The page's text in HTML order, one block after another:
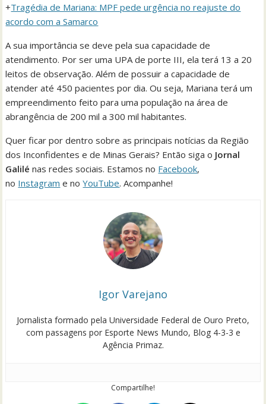
+Tragédia de Mariana: MPF pede urgência no reajuste do
acordo com a Samarco
A sua importância se deve pela sua capacidade de
atendimento. Por ser uma UPA de porte III, ela terá 13 a 20
leitos de observação. Além de possuir a capacidade de
atender até 450 pacientes por dia. Ou seja, Mariana terá um
empreendimento feito para uma população na área de
abrangência de 200 mil a 300 mil habitantes.
Quer ficar por dentro sobre as principais notícias da Região
dos Inconfidentes e de Minas Gerais? Então siga o Jornal
Galilé nas redes sociais. Estamos no Facebook,
no Instagram e noYouTube. Acompanhe!
Igor Varejano
Jornalista formado pela Universidade Federal de Ouro Preto,
com passagens por Esporte News Mundo, Blog 4-3-3 e
Agência Primaz.
Compartilhe!